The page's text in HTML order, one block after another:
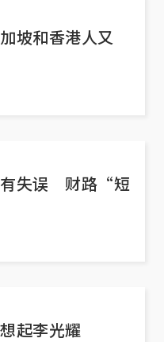
坡和香港人又
有失误 财路“短
起李光耀